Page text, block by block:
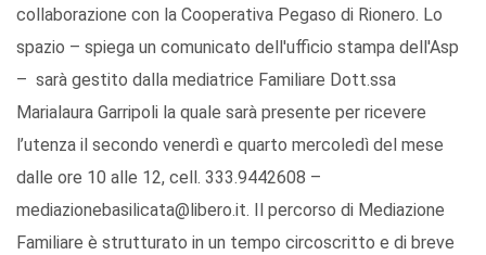
collaborazione con la Cooperativa Pegaso di Rionero. Lo
spazio – spiega un comunicato dell'ufficio stampa dell'Asp
– sarà gestito dalla mediatrice Familiare Dott.ssa
Marialaura Garripoli la quale sarà presente per ricevere
l’utenza il secondo venerdì e quarto mercoledì del mese
dalle ore 10 alle 12, cell. 333.9442608 –
mediazionebasilicata@libero.it. Il percorso di Mediazione
Familiare è strutturato in un tempo circoscritto e di breve